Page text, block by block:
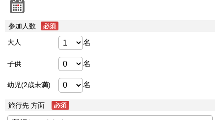
参加人数
大人 名
子供 名
幼児(2歳未満) 名
旅行先 方面